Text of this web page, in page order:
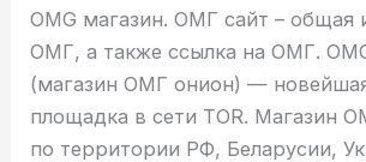
OMG магазин. ОМГ сайт – общая
ОМГ, а также ссылка на ОМГ.
(магазин ОМГ онион) —
площадка в сети TOR. Магазин
по территории РФ, Беларусии,